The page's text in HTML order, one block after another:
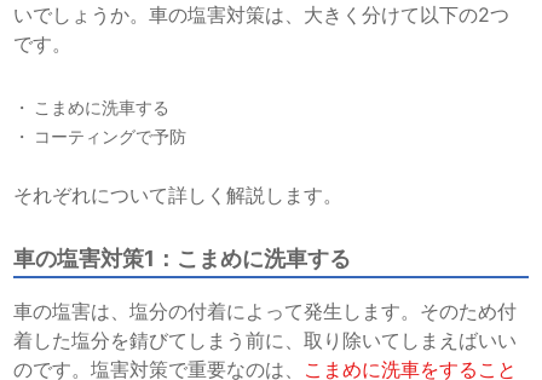
いでしょうか。車の塩害対策は、大きく分けて以下の2つ
です。
こまめに洗車する
コーティングで予防
それぞれについて詳しく解説します。
車の塩害対策1：こまめに洗車する
車の塩害は、塩分の付着によって発生します。そのため付
着した塩分を錆びてしまう前に、取り除いてしまえばいい
のです。塩害対策で重要なのは、 こまめに洗車をすること